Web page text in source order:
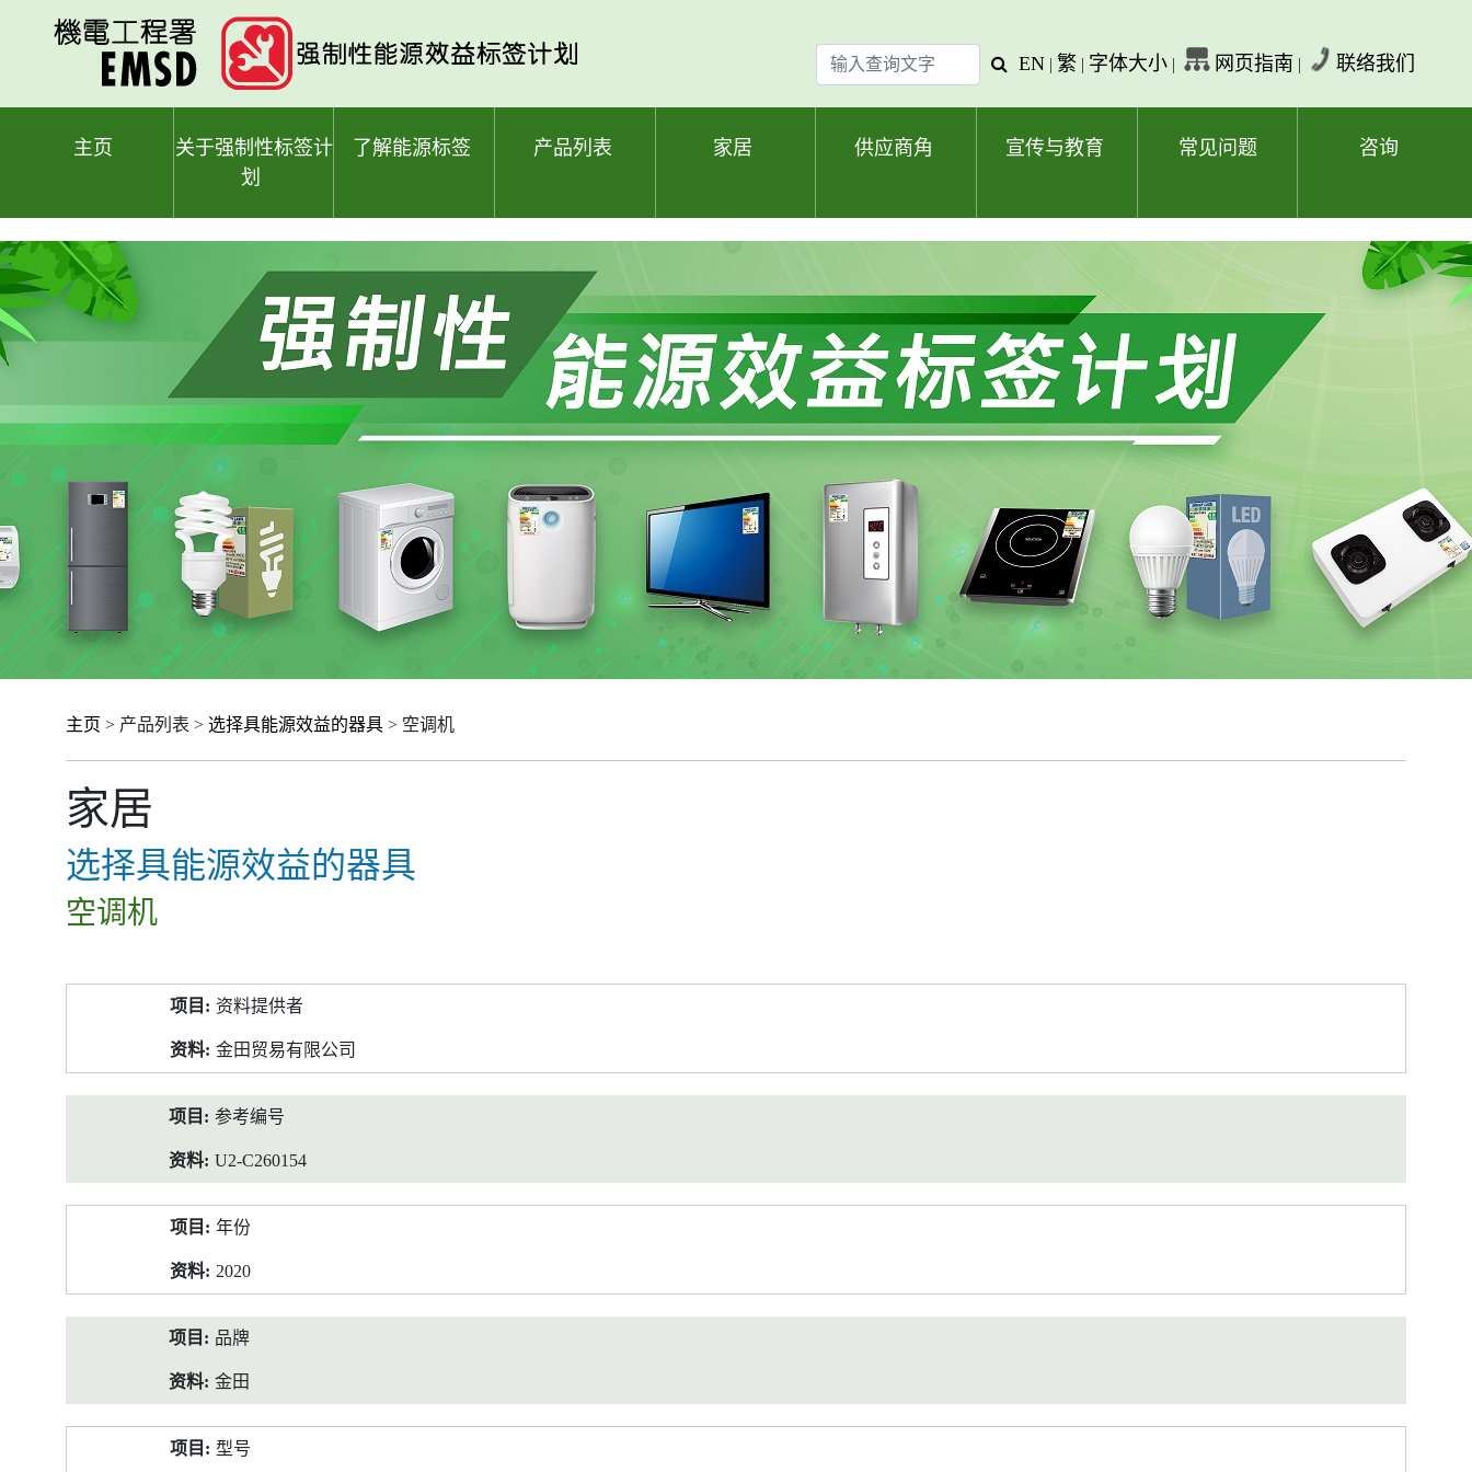
输
入
查
查
字
EN | 繁 | 字体大小 | 网页指南 | 联络我们
主页
关于强制性标签计
划
了解能源标签 产品列表 家居 供应商角 宣传与教育 常见问题 咨询
主页 > 产品列表 > 选择具能源效益的器具 > 空调机
家居
选择具能源效益的器具
空调机
料
资料提供者
金田贸易有限公司
参考编号
U2-C260154
年份
2020
品牌
金田
型号